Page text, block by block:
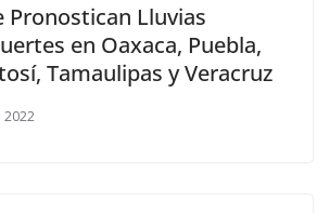
Pronostican Lluvias
en Oaxaca, Puebla,
Tamaulipas y Veracruz